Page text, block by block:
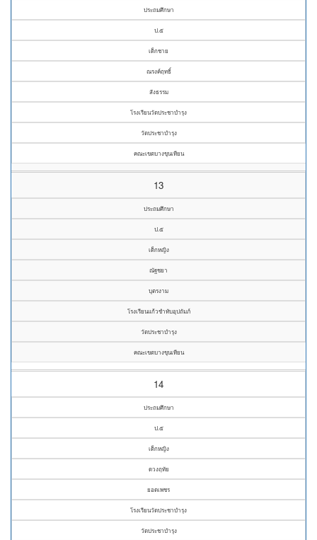
ประถมศึกษา
ป.๕
เด็กชาย
ณรงค์ฤทธิ์
สังธรรม
โรงเรียนวัดประชาบำรุง
วัดประชาบำรุง
คณะเขตบางขุนเทียน
13
ประถมศึกษา
ป.๕
เด็กหญิง
ณัฐชยา
บุตรงาม
โรงเรียนแก้วขำทับอุปถัมภ์
วัดประชาบำรุง
คณะเขตบางขุนเทียน
14
ประถมศึกษา
ป.๕
เด็กหญิง
ดวงฤทัย
ยอดเพชร
โรงเรียนวัดประชาบำรุง
วัดประชาบำรุง